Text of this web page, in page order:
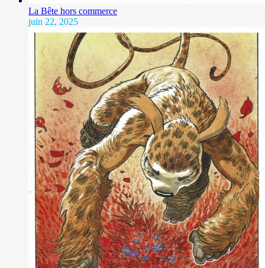
La Bête hors commerce
juin 22, 2025